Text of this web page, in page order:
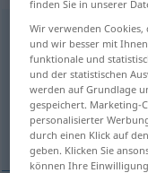
resolutadj
Übersicht aller
(Für mehr Details die
rezolutan,
finden Sie in unserer
Wir verwenden Cookies,
und wir besser mit
funktionale und
und der statistischen
werden auf Grundlage
gespeichert. Marketing-
personalisierter
durch einen Klick auf
geben. Klicken Sie
können Ihre